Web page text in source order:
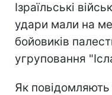
Ізраїльські
удари мали на
бойовиків
угруповання
Як повідомляють